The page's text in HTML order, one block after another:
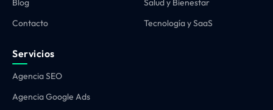
Blog
Contacto
Servicios
Agencia SEO
Agencia Google Ads
Salud y Bienestar
Tecnología y SaaS